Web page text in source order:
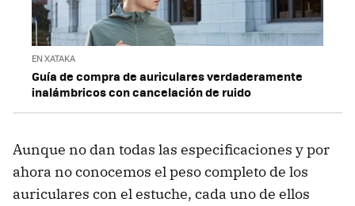
EN XATAKA
Guía de compra de auriculares verdaderamente
inalámbricos con cancelación de ruido
Aunque no dan todas las especificaciones y por
ahora no conocemos el peso completo de los
auriculares con el estuche, cada uno de ellos